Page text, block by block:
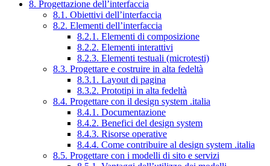
8. Progettazione dell’interfaccia
8.1. Obiettivi dell’interfaccia
8.2. Elementi dell’interfaccia
8.2.1. Elementi di composizione
8.2.2. Elementi interattivi
8.2.3. Elementi testuali (microtesti)
8.3. Progettare e costruire in alta fedeltà
8.3.1. Layout di pagina
8.3.2. Prototipi in alta fedeltà
8.4. Progettare con il design system .italia
8.4.1. Documentazione
8.4.2. Benefici del design system
8.4.3. Risorse operative
8.4.4. Come contribuire al design system .italia
8.5. Progettare con i modelli di sito e servizi